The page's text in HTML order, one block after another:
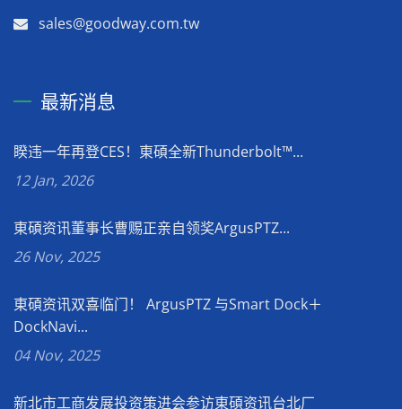
sales@goodway.com.tw
最新消息
睽违一年再登CES！東碩全新Thunderbolt™...
12 Jan, 2026
東碩资讯董事长曹赐正亲自领奖ArgusPTZ...
26 Nov, 2025
東碩资讯双喜临门！ ArgusPTZ 与Smart Dock＋
DockNavi...
04 Nov, 2025
新北市工商发展投资策进会参访東碩资讯台北厂